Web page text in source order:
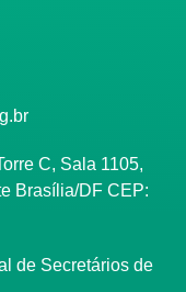
C, Sala 1105,
Brasília/DF CEP:
de Secretários de